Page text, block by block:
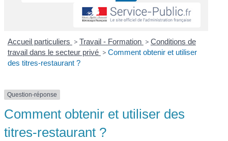
Accueil particuliers > Travail - Formation > Conditions de
travail dans le secteur privé > Comment obtenir et utiliser
des titres-restaurant ?
Question-réponse
Comment obtenir et utiliser des
titres-restaurant ?